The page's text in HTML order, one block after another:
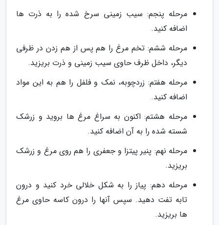
مرحله پنجم: سیب زمینی سرخ شده را به ذرت ها
اضافه کنید.
مرحله ششم: تخم مرغ را هم پس از هم زدن در ظرفی
دیگر، داخل ظرف حاوی سیب زمینی و ذرت بریزید.
مرحله هفتم: زردچوبه، نمک و فلفل را هم به این مواد
اضافه کنید.
مرحله هشتم: اکنون به سراغ مرغ ها بروید و زرشک
شسته شده را به آن اضافه کنید.
مرحله نهم: پنیر پیتزا و جعفری را هم روی مرغ و زرشک
بریزید.
مرحله دهم: پیاز را به شکل خلالی خرد کنید و درون
تابه تفت دهید. سپس آنها را درون کاسه حاوی مرغ
ها بریزید.